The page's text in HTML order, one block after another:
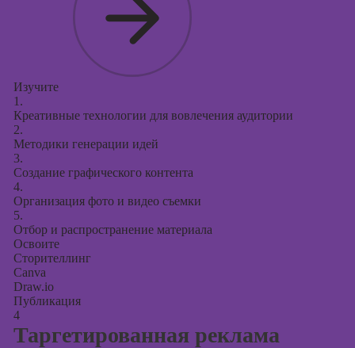
Изучите
1.
Креативные технологии для вовлечения аудитории
2.
Методики генерации идей
3.
Создание графического контента
4.
Организация фото и видео съемки
5.
Отбор и распространение материала
Освоите
Сторителлинг
Canva
Draw.io
Публикация
4
Таргетированная реклама